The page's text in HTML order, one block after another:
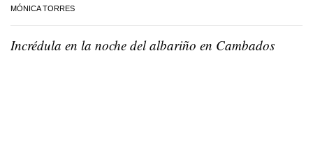
MÓNICA TORRES
Incrédula en la noche del albariño en Cambados